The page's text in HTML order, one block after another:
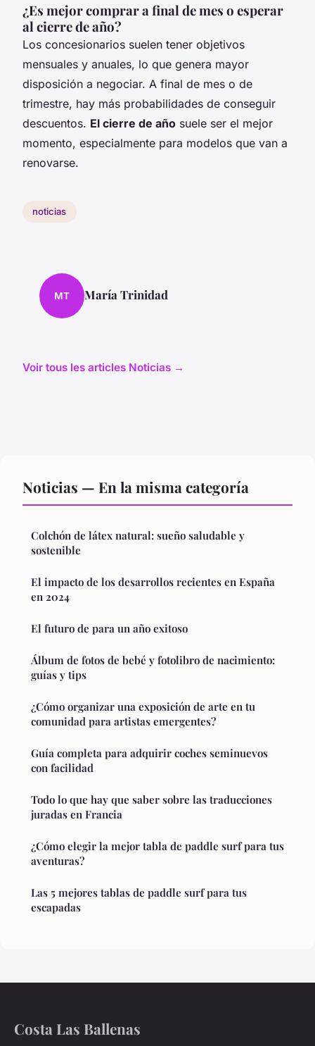
¿Es mejor comprar a final de mes o esperar
al cierre de año?
Los concesionarios suelen tener objetivos
mensuales y anuales, lo que genera mayor
disposición a negociar. A final de mes o de
trimestre, hay más probabilidades de conseguir
descuentos. El cierre de año suele ser el mejor
momento, especialmente para modelos que van a
renovarse.
noticias
MT María Trinidad
Voir tous les articles Noticias →
Noticias — En la misma categoría
Colchón de látex natural: sueño saludable y
sostenible
El impacto de los desarrollos recientes en España
en 2024
El futuro de para un año exitoso
Álbum de fotos de bebé y fotolibro de nacimiento:
guías y tips
¿Cómo organizar una exposición de arte en tu
comunidad para artistas emergentes?
Guía completa para adquirir coches seminuevos
con facilidad
Todo lo que hay que saber sobre las traducciones
juradas en Francia
¿Cómo elegir la mejor tabla de paddle surf para tus
aventuras?
Las 5 mejores tablas de paddle surf para tus
escapadas
Costa Las Ballenas